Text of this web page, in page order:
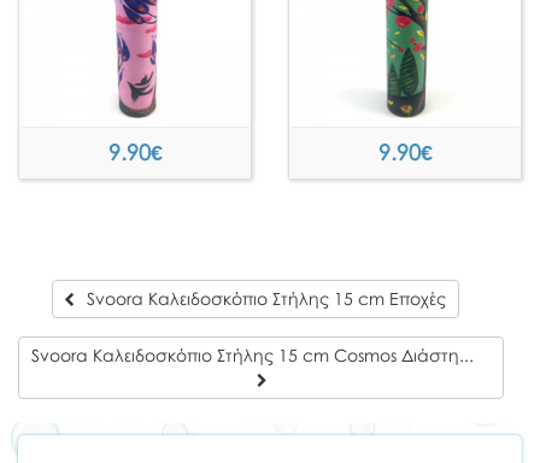
9.90€ 9.90€
Svoora Καλειδοσκόπιο Στήλης 15 cm Εποχές
Svoora Καλειδοσκόπιο Στήλης 15 cm Cosmos Διάστημα